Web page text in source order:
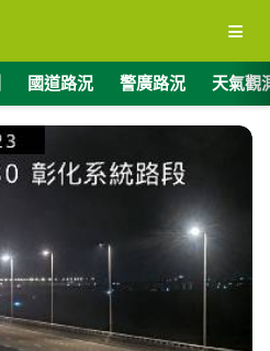
≡
國道路況 警廣路況 天氣觀